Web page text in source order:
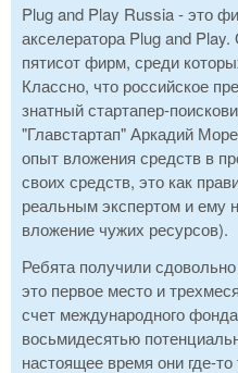
Plug and Play Russia - это
акселератора Plug and
пятисот фирм, среди
Классно, что российское
знатный стартапер-
"Главстартап" Аркадий
опыт вложения средств в
своих средств, это как
реальным экспертом и ему
вложение чужих ресурсов).
Ребята получили
это первое место и
счет международного
восьмидесятью
настоящее время они где-